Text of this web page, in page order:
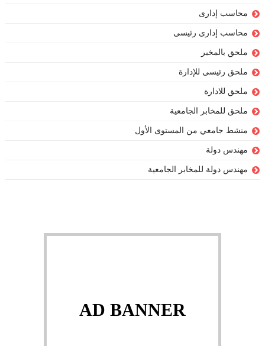
محاسب إدارى
محاسب إدارى رئيسى
ملحق بالمخبر
ملحق رئيسى للإدارة
ملحق للادارة
ملحق للمخابر الجامعية
منشط جامعي من المستوى الأول
مهندس دولة
مهندس دولة للمخابر الجامعية
AD BANNER